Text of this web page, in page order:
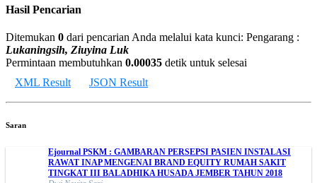
Hasil Pencarian
Ditemukan 0 dari pencarian Anda melalui kata kunci: Pengarang :
Lukaningsih, Ziuyina Luk
Permintaan membutuhkan 0.00035 detik untuk selesai
XML Result
JSON Result
Saran
Ejournal PSKM : GAMBARAN PERSEPSI PASIEN INSTALASI
RAWAT INAP MENGENAI BRAND EQUITY RUMAH SAKIT
TINGKAT III BALADHIKA HUSADA JEMBER TAHUN 2018